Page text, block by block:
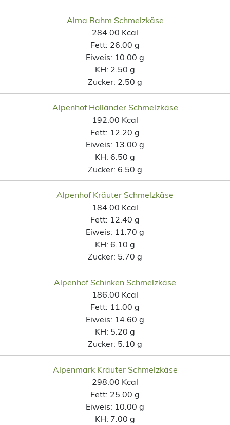
Alma Rahm Schmelzkäse
284.00 Kcal
Fett: 26.00 g
Eiweis: 10.00 g
KH: 2.50 g
Zucker: 2.50 g
Alpenhof Holländer Schmelzkäse
192.00 Kcal
Fett: 12.20 g
Eiweis: 13.00 g
KH: 6.50 g
Zucker: 6.50 g
Alpenhof Kräuter Schmelzkäse
184.00 Kcal
Fett: 12.40 g
Eiweis: 11.70 g
KH: 6.10 g
Zucker: 5.70 g
Alpenhof Schinken Schmelzkäse
186.00 Kcal
Fett: 11.00 g
Eiweis: 14.60 g
KH: 5.20 g
Zucker: 5.10 g
Alpenmark Kräuter Schmelzkäse
298.00 Kcal
Fett: 25.00 g
Eiweis: 10.00 g
KH: 7.00 g